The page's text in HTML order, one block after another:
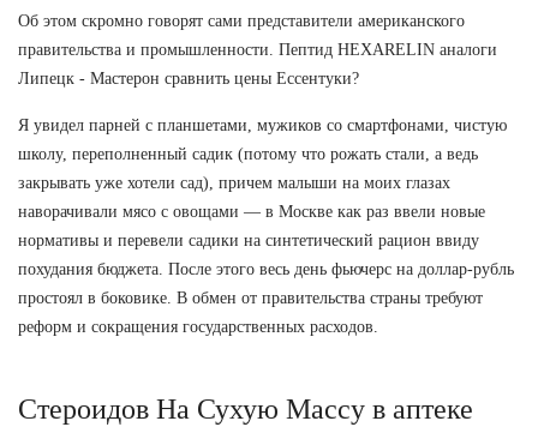
Об этом скромно говорят сами представители американского
правительства и промышленности. Пептид HEXARELIN аналоги
Липецк - Мастерон сравнить цены Ессентуки?
Я увидел парней с планшетами, мужиков со смартфонами, чистую
школу, переполненный садик (потому что рожать стали, а ведь
закрывать уже хотели сад), причем малыши на моих глазах
наворачивали мясо с овощами — в Москве как раз ввели новые
нормативы и перевели садики на синтетический рацион ввиду
похудания бюджета. После этого весь день фьючерс на доллар-рубль
простоял в боковике. В обмен от правительства страны требуют
реформ и сокращения государственных расходов.
Стероидов На Сухую Массу в аптеке